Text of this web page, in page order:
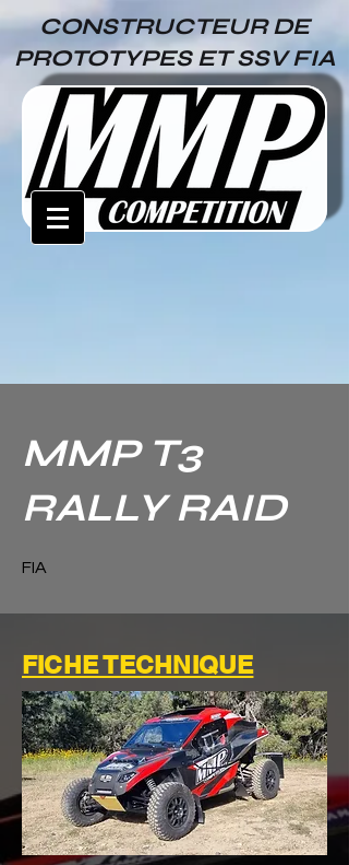
CONSTRUCTEUR DE
PROTOTYPES ET SSV FIA
MMP T3
RALLY RAID
FIA
FICHE TECHNIQUE